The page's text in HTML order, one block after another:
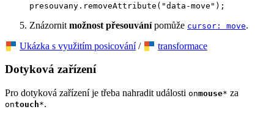
presouvany.removeAttribute("data-move");
Znázornit možnost přesouvánípomůže cursor: move.
Ukázka s využitím posicování/ transformace
Dotyková zařízení
Pro dotyková zařízení je třeba nahradit události onmouse* za
ontouch*.